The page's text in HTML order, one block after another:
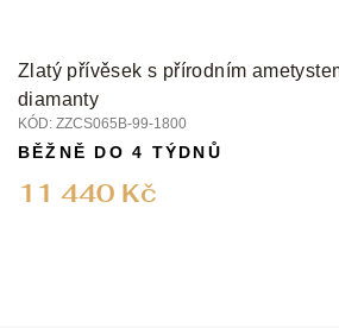
Zlatý přívěsek s přírodním
diamanty
KÓD: ZZCS065B-99-1800
11 440 Kč
BĚŽNĚ DO 4 TÝDNŮ